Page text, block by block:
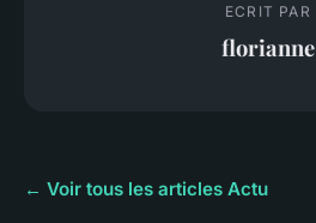
ECRIT PAR
florianne
← Voir tous les articles Actu